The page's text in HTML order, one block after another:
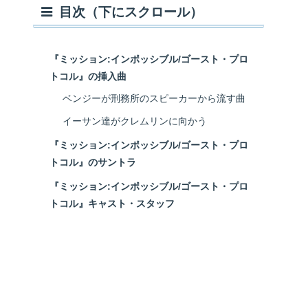
目次（下にスクロール）
『ミッション:インポッシブル/ゴースト・プロ
トコル』の挿入曲
ベンジーが刑務所のスピーカーから流す曲
イーサン達がクレムリンに向かう
『ミッション:インポッシブル/ゴースト・プロ
トコル』のサントラ
『ミッション:インポッシブル/ゴースト・プロ
トコル』キャスト・スタッフ